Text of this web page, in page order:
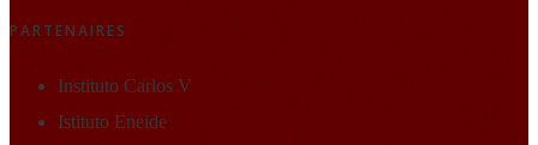
PARTENAIRES
Instituto Carlos V
Istituto Eneide